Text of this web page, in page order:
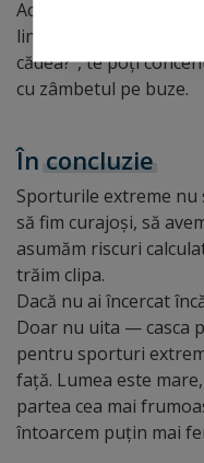
Aceasta îți oferă nu
liniște — pentru că, în
cădea?”, te poți
cu zâmbetul pe buze.
În concluzie
Sporturile extreme nu
să fim curajoși, să
asumăm riscuri
trăim clipa.
Dacă nu ai încercat
Doar nu uita — casca
pentru sporturi
față. Lumea este
partea cea mai
întoarcem puțin mai